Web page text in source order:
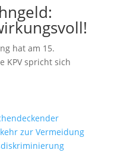
hat am 15.
KPV spricht sich